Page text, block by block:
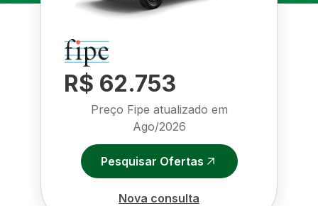
R$ 62.753
Preço Fipe atualizado em
Ago/2026
Pesquisar Ofertas
Nova consulta